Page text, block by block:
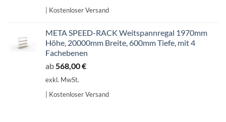
| Kostenloser Versand
META SPEED-RACK Weitspannregal 1970mm
Höhe, 20000mm Breite, 600mm Tiefe, mit 4
Fachebenen
ab 568,00€
exkl. MwSt.
| Kostenloser Versand